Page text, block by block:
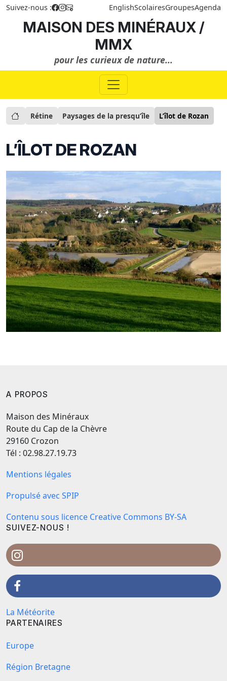
Suivez-nous : EnglishScolairesGroupesAgenda
MAISON DES MINÉRAUX /
MMX
pour les curieux de nature...
Rétine Paysages de la presqu’île L’îlot de Rozan
L’ÎLOT DE ROZAN
A PROPOS
Maison des Minéraux
Route du Cap de la Chèvre
29160 Crozon
Tél : 02.98.27.19.73
Mentions légales
Propulsé avec SPIP
Contenu sous licence Creative Commons BY-SA
SUIVEZ-NOUS !
La Météorite
PARTENAIRES
Europe
Région Bretagne